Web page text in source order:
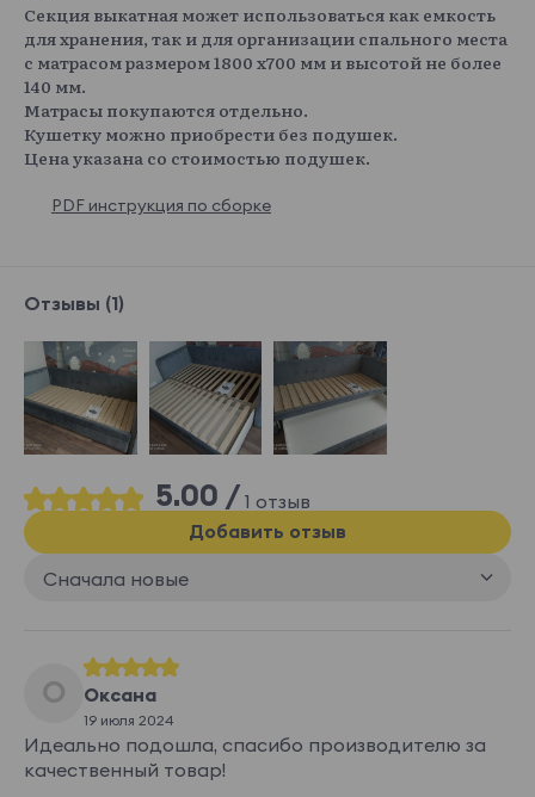
Секция выкатная может использоваться как емкость
для хранения, так и для организации спального места
с матрасом размером 1800 х700 мм и высотой не более
140 мм.
Матрасы покупаются отдельно.
Кушетку можно приобрести без подушек.
Цена указана со стоимостью подушек.
PDF инструкция по сборке
Отзывы (1)
5.00 / 1 отзыв
Сначала новые
Добавить отзыв
О Оксана
19 июля 2024
Идеально подошла, спасибо производителю за
качественный товар!